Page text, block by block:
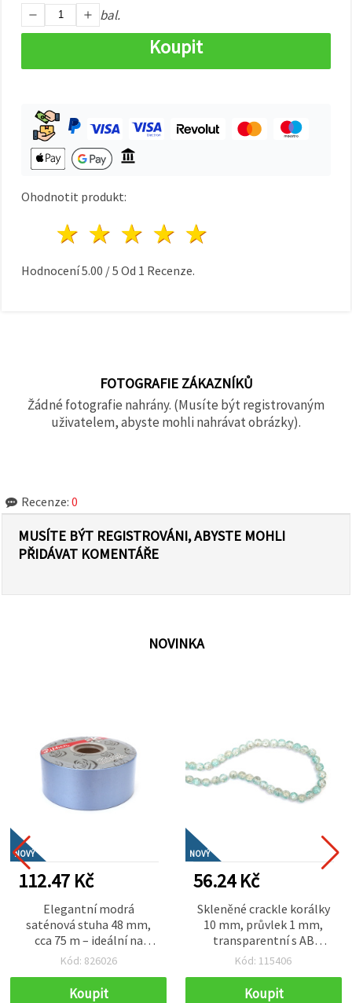
vše
bal.
Koupit
Ohodnotit produkt:
4 hvězdy
3 hvězdy
2 hvězdy
1 hvězda
Hodnocení5.00 /5 Od 1 Recenze.
FOTOGRAFIE ZÁKAZNÍKŮ
Žádné fotografie nahrány. (Musíte být registrovaným
uživatelem, abyste mohli nahrávat obrázky).
Recenze: 0
MUSÍTE BÝT REGISTROVÁNI, ABYSTE MOHLI
PŘIDÁVAT KOMENTÁŘE
NOVINKA
NOVÝ
112.47 Kč
Elegantní modrá
saténová stuha 48 mm,
cca 75 m – ideální na
floristiku, balení dárků a
Kód: 826026
Koupit
NOVÝ
56.24 Kč
Skleněné crackle korálky
10 mm, průvlek 1 mm,
transparentní s AB
úpravou, bílo‑modré s
návlek cca 80 ks – na
Kód: 115406
Koupit